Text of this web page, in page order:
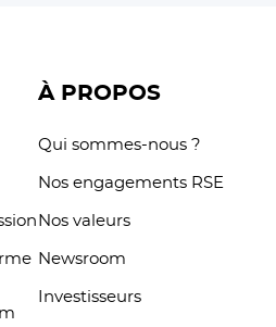
À PROPOS
Qui sommes-nous ?
Nos engagements RSE
Nos valeurs
Newsroom
Investisseurs